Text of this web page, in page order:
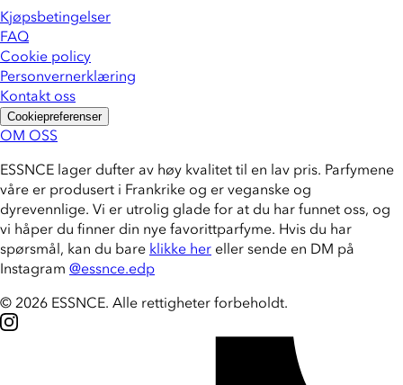
Kjøpsbetingelser
FAQ
Cookie policy
Personvernerklæring
Kontakt oss
Cookiepreferenser
OM OSS
ESSNCE lager dufter av høy kvalitet til en lav pris. Parfymene
våre er produsert i Frankrike og er veganske og
dyrevennlige. Vi er utrolig glade for at du har funnet oss, og
vi håper du finner din nye favorittparfyme. Hvis du har
spørsmål, kan du bareklikke her eller sende en DM på
Instagram @essnce.edp
© 2026 ESSNCE. Alle rettigheter forbeholdt.